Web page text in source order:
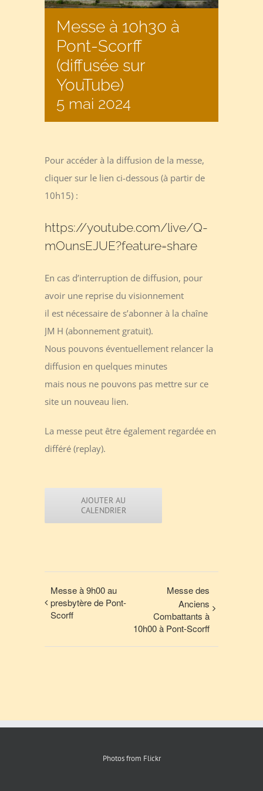
Messe à 10h30 à
Pont-Scorff
(diffusée sur
YouTube)
5 mai 2024
Pour accéder à la diffusion de la messe,
cliquer sur le lien ci-dessous (à partir de
10h15) :
https://youtube.com/live/Q-
mOunsEJUE?feature=share
En cas d’interruption de diffusion, pour
avoir une reprise du visionnement
il est nécessaire de s’abonner à la chaîne
JM H (abonnement gratuit).
Nous pouvons éventuellement relancer la
diffusion en quelques minutes
mais nous ne pouvons pas mettre sur ce
site un nouveau lien.
La messe peut être également regardée en
différé (replay).
AJOUTER AU
CALENDRIER
Messe à 9h00 au
presbytère de Pont-
Scorff
Messe des
Anciens
Combattants à
10h00 à Pont-Scorff
Photos from Flickr